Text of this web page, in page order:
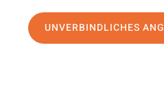
UNVERBINDLICHES